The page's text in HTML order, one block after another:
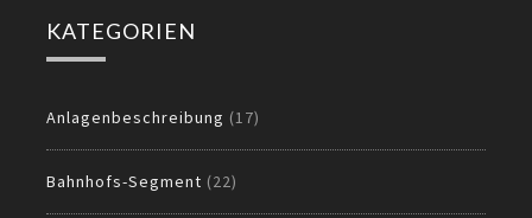
KATEGORIEN
Anlagenbeschreibung (17)
Bahnhofs-Segment (22)